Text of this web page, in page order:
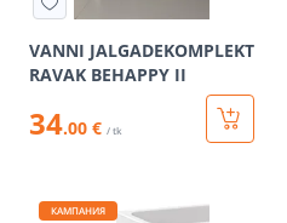
VANNI JALGADEKOMPLEKT
RAVAK BEHAPPY II
34.00 € / tk
КАМПАНИЯ